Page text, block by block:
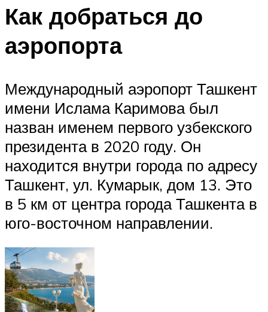
Как добраться до
аэропорта
Международный аэропорт Ташкент
имени Ислама Каримова был
назван именем первого узбекского
президента в 2020 году. Он
находится внутри города по адресу
Ташкент, ул. Кумарык, дом 13. Это
в 5 км от центра города Ташкента в
юго-восточном направлении.